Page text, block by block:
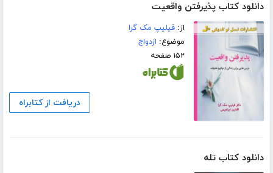
دانلود کتاب پذیرفتن واقعیت
از:فیلیپ مک گرا
موضوع: ازدواج
۱۵۲ صفحه
دریافت از کتابراه
دانلود کتاب تله